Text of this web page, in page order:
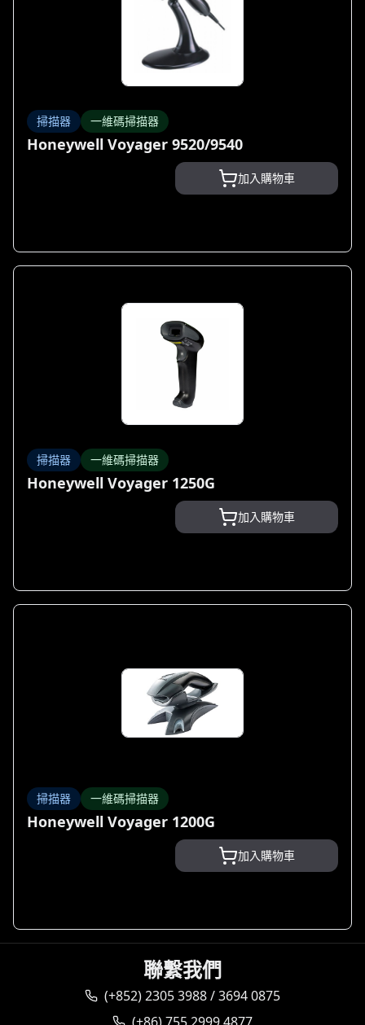
掃描器 一維碼掃描器
Honeywell Voyager 9520/9540
加入購物車
掃描器 一維碼掃描器
Honeywell Voyager 1250G
加入購物車
掃描器 一維碼掃描器
Honeywell Voyager 1200G
加入購物車
聯繫我們
(+852) 2305 3988 / 3694 0875